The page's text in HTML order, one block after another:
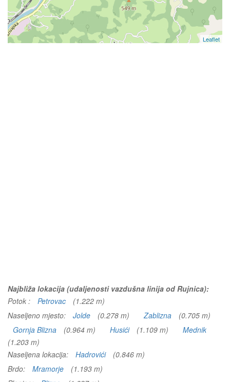
Leaflet
Najbliža lokacija (udaljenosti vazdušna linija od Rujnica):
Potok :
Petrovac
(1.222 m)
Naseljeno mjesto:
Jolde (0.278 m) Zablizna
(0.705 m)
Gornja Blizna
(0.964 m) Husići (1.109 m)
Mednik
(1.203 m)
Naseljena lokacija:
Hadrovići
(0.846 m)
Brdo:
Mramorje
(1.193 m)